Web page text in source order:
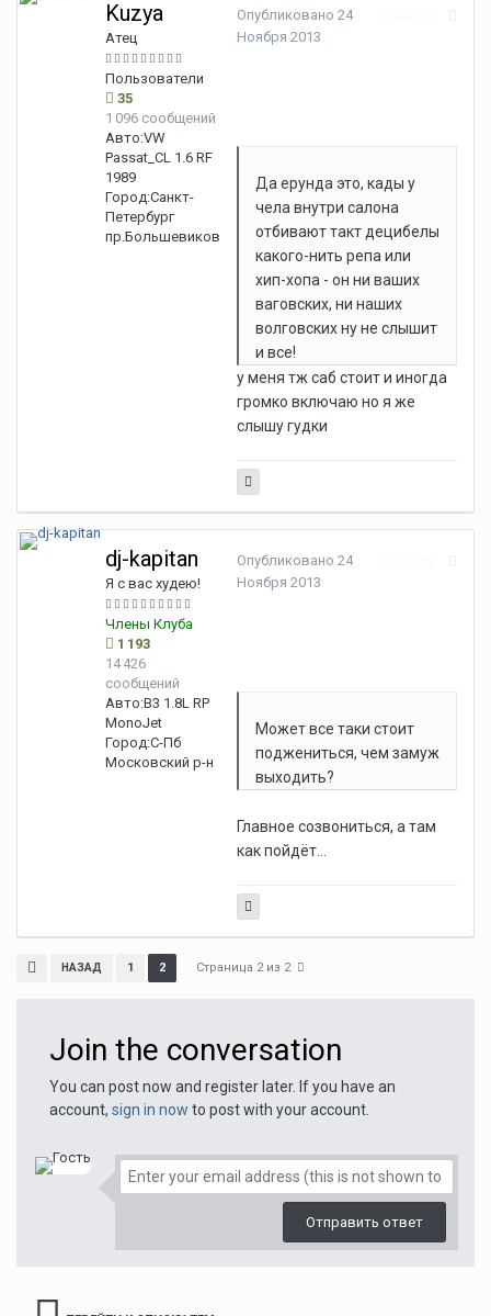
Kuzya
Атец
Пользователи
35
1 096 сообщений
Авто:VW
Passat_CL 1.6 RF
1989
Город:Санкт-
Петербург
пр.Большевиков
Опубликовано 24
Ноября 2013
Да ерунда это, кады у
чела внутри салона
отбивают такт децибелы
какого-нить репа или
хип-хопа - он ни ваших
ваговских, ни наших
волговских ну не слышит
и все!
у меня тж саб стоит и иногда
громко включаю но я же
слышу гудки
dj-kapitan
Я с вас худею!
Члены Клуба
1 193
14 426
сообщений
Авто:B3 1.8L RP
MonoJet
Город:С-Пб
Московский р-н
Опубликовано 24
Ноября 2013
Может все таки стоит
поджениться, чем замуж
выходить?
Главное созвониться, а там
как пойдёт...
НАЗАД 1 2 Страница 2 из 2
Join the conversation
You can post now and register later. If you have an
account, sign in now to post with your account.
Отправить ответ